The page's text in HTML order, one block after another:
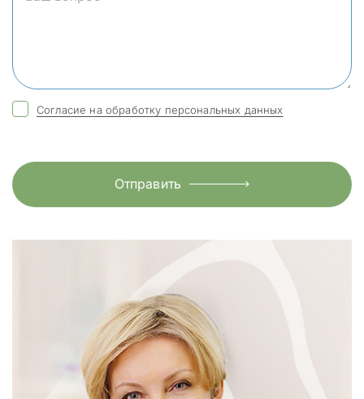
Согласие на обработку персональных данных
Отправить